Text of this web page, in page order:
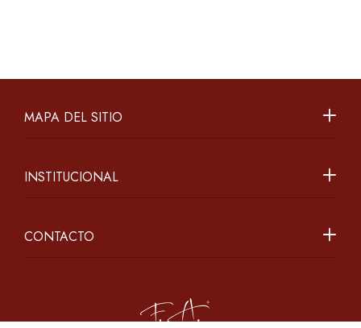
MAPA DEL SITIO
INSTITUCIONAL
CONTACTO